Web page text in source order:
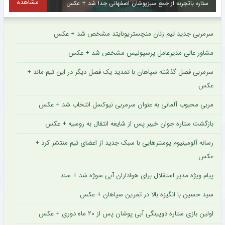
مشاهده
سرمربی جدید تیم زنان منچستریونایتد مشخص شد + عکس
مشاور عالی مدیرعامل پرسپولیس مشخص شد + عکس
سرمربی فصل گذشته سپاهان با تمدید یک فصل دیگر در این تیم ماند +
عکس
مربی محبوب آلمانی به عنوان سرمربی نیوکسل انتخاب شد + عکس
بازگشت ستاره جوان خیبر پس از شایعه انتقال به روسیه + عکس
رسانه آلومینیوم پوسترهایی با سبک جدید از اعضای تیم منتشر کرد +
عکس
پیام ویژه مدیر استقلال برای هواداران آبی سوژه شد + سند
سید حسین با انگیزه بالا در تمرین سپاهان + عکس
اولین بازی ستاره دوپینگی آبی پوشان پس از ۲۰ ماه دوری + عکس